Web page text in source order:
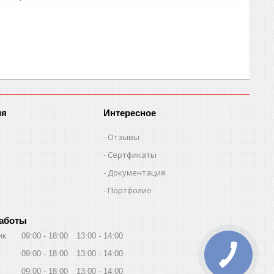
Интересное
Отзывы
Сертфикаты
Документация
Портфолио
09:00 18:00 13:00
14:00
09:00 18:00 13:00
14:00
09:00 18:00 13:00 14:00